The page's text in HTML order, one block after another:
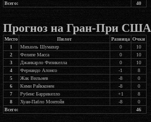
Всего:
40
Прогноз на Гран-При США
Место Пилот Разница Очки
1
Михаэль Шумахер 0
10
2
Фелипе Масса 0
10
3
Джанкарло Физикелла 0
10
4
Фернандо Алонсо -1
8
5
Жак Вильнев -8
0
6
Кими Райкконен -8
0
7
Рубенс Баррикелло +1
8
8
Хуан-Пабло Монтойя -8
0
Всего:
46